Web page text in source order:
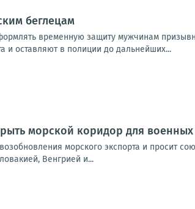
беглецам
временную защиту мужчинам
и оставляют в полиции до дальнейших...
морской коридор для военных
морского экспорта и просит
Венгрией и...